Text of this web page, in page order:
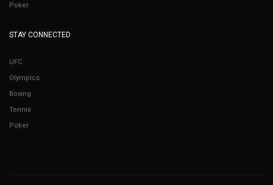
Poker
STAY CONNECTED
UFC
Olympics
Boxing
Tennis
Poker